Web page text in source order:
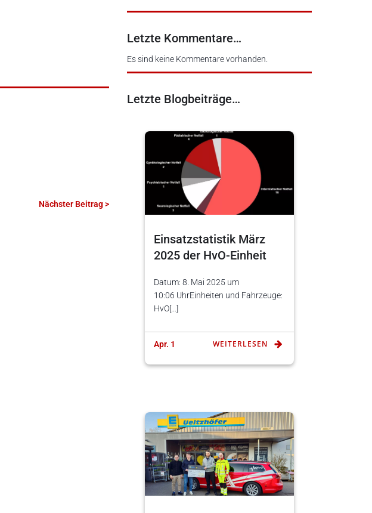
Nächster Beitrag >
Letzte Kommentare…
Es sind keine Kommentare vorhanden.
Letzte Blogbeiträge…
Einsatzstatistik März
2025 der HvO-Einheit
Datum: 8. Mai 2025 um
10:06 UhrEinheiten und Fahrzeuge:
HvO[…]
Apr. 1 WEITERLESEN